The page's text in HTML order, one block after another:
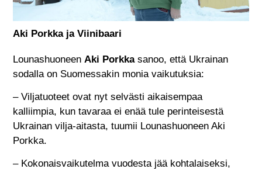
Aki Porkka ja Viinibaari
Lounashuoneen Aki Porkkasanoo, että Ukrainan
sodalla on Suomessakin monia vaikutuksia:
– Viljatuoteet ovat nyt selvästi aikaisempaa
kalliimpia, kun tavaraa ei enää tule perinteisestä
Ukrainan vilja-aitasta, tuumii Lounashuoneen Aki
Porkka.
– Kokonaisvaikutelma vuodesta jää kohtalaiseksi,